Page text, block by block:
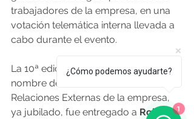
trabajadores de la empresa, en una
votación telemática interna llevada a
cabo durante el evento.
La 10ª edición del premio, que lleva el
nombre del anterior director de
Relaciones Externas de la empresa,
ya jubilado, fue entregado a Roberto
¿Cómo podemos ayudarte?
1